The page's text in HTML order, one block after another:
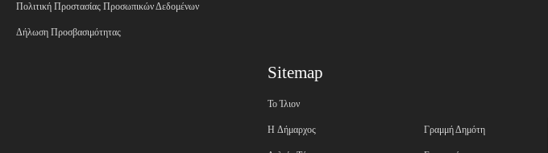
Πολιτική Προστασίας Προσωπικών Δεδομένων
Δήλωση Προσβασιμότητας
Sitemap
Το Ίλιον
H Δήμαρχος Γραμμή Δημότη